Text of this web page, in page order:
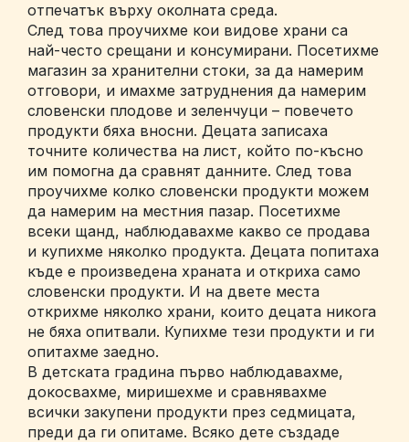
отпечатък върху околната среда.
След това проучихме кои видове храни са
най-често срещани и консумирани. Посетихме
магазин за хранителни стоки, за да намерим
отговори, и имахме затруднения да намерим
словенски плодове и зеленчуци – повечето
продукти бяха вносни. Децата записаха
точните количества на лист, който по-късно
им помогна да сравнят данните. След това
проучихме колко словенски продукти можем
да намерим на местния пазар. Посетихме
всеки щанд, наблюдавахме какво се продава
и купихме няколко продукта. Децата попитаха
къде е произведена храната и откриха само
словенски продукти. И на двете места
открихме няколко храни, които децата никога
не бяха опитвали. Купихме тези продукти и ги
опитахме заедно.
В детската градина първо наблюдавахме,
докосвахме, миришехме и сравнявахме
всички закупени продукти през седмицата,
преди да ги опитаме. Всяко дете създаде